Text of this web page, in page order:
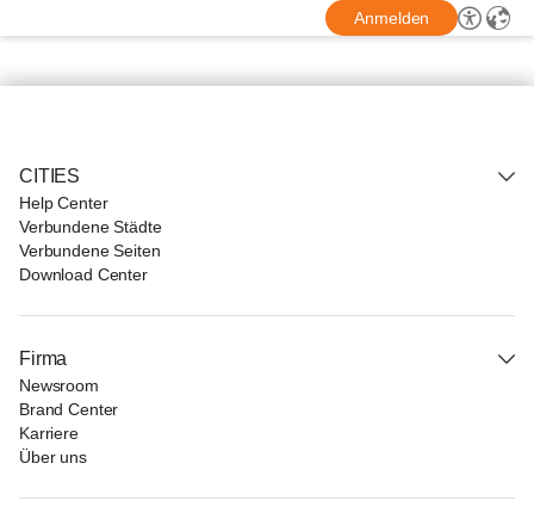
Anmelden
CITIES
Help Center
Verbundene Städte
Verbundene Seiten
Download Center
Firma
Newsroom
Brand Center
Karriere
Über uns